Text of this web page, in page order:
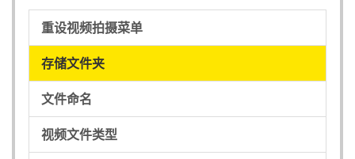
重设视频拍摄菜单
存储文件夹
文件命名
视频文件类型